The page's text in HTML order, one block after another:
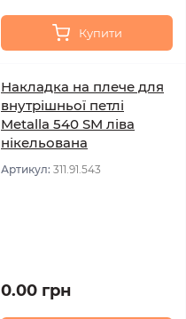
Купити
Накладка на плече для
внутрішньої петлі
Metalla 540 SM ліва
нікельована
Артикул: 311.91.543
0.00 грн